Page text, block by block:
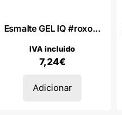
Esmalte GEL IQ #roxo...
7,24€
IVA incluido
Adicionar